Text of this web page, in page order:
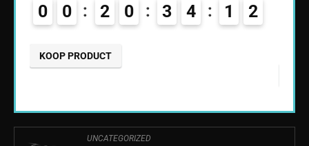
0 0 2 0 3 4 1 1
2
KOOP PRODUCT
UNCATEGORIZED